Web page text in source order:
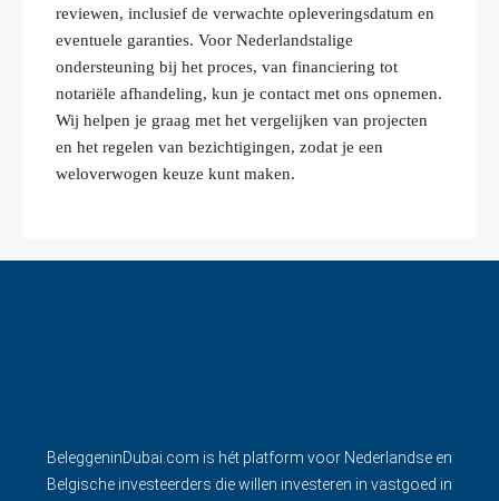
reviewen, inclusief de verwachte opleveringsdatum en
eventuele garanties. Voor Nederlandstalige
ondersteuning bij het proces, van financiering tot
notariële afhandeling, kun je contact met ons opnemen.
Wij helpen je graag met het vergelijken van projecten
en het regelen van bezichtigingen, zodat je een
weloverwogen keuze kunt maken.
BeleggeninDubai.com is hét platform voor Nederlandse en
Belgische investeerders die willen investeren in vastgoed in